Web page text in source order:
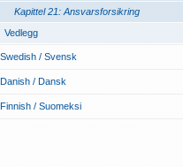
Kapittel 21: Ansvarsforsikring
Vedlegg
Swedish / Svensk
Danish / Dansk
Finnish / Suomeksi